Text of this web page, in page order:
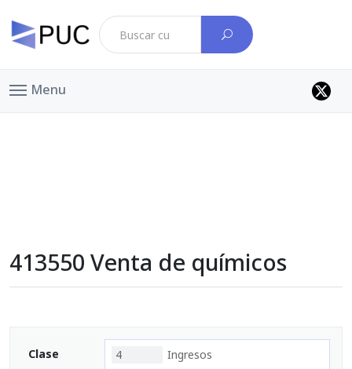
Menu
413550 Venta de químicos
Clase 4 Ingresos